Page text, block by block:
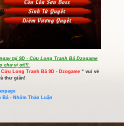
sơ lược về
www.facebook.com/
về các ma vật: